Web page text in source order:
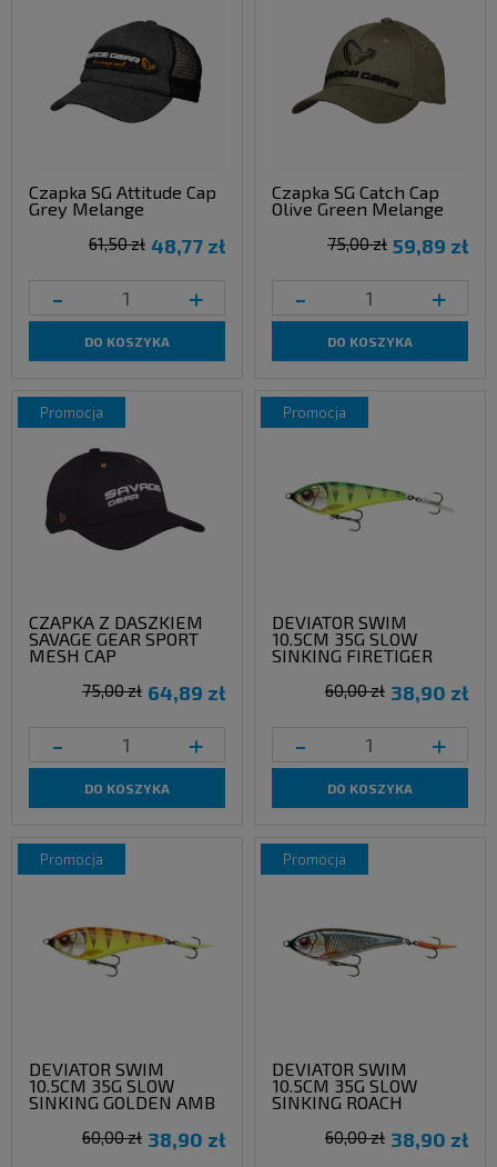
Czapka SG Attitude Cap
Grey Melange
48,77 zł
61,50 zł
- +
DO KOSZYKA
Czapka SG Catch Cap
Olive Green Melange
59,89 zł
75,00 zł
- +
DO KOSZYKA
CZAPKA Z DASZKIEM
SAVAGE GEAR SPORT
MESH CAP
64,89 zł
75,00 zł
- +
DO KOSZYKA
promocja
DEVIATOR SWIM
10.5CM 35G SLOW
SINKING FIRETIGER
38,90 zł
60,00 zł
- +
DO KOSZYKA
promocja
DEVIATOR SWIM
10.5CM 35G SLOW
SINKING GOLDEN AMB
38,90 zł
60,00 zł
promocja
DEVIATOR SWIM
10.5CM 35G SLOW
SINKING ROACH
38,90 zł
60,00 zł
promocja